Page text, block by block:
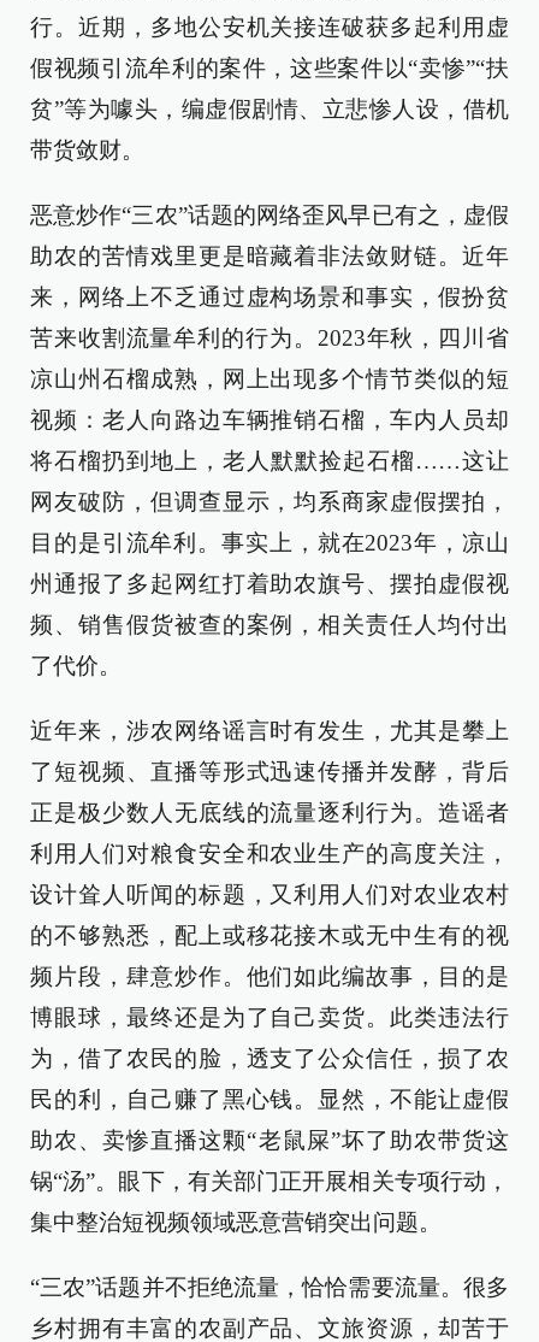
行。近期，多地公安机关接连破获多起利用虚
假视频引流牟利的案件，这些案件以“卖惨”“扶
贫”等为噱头，编虚假剧情、立悲惨人设，借机
带货敛财。
恶意炒作“三农”话题的网络歪风早已有之，虚假
助农的苦情戏里更是暗藏着非法敛财链。近年
来，网络上不乏通过虚构场景和事实，假扮贫
苦来收割流量牟利的行为。2023年秋，四川省
凉山州石榴成熟，网上出现多个情节类似的短
视频：老人向路边车辆推销石榴，车内人员却
将石榴扔到地上，老人默默捡起石榴……这让
网友破防，但调查显示，均系商家虚假摆拍，
目的是引流牟利。事实上，就在2023年，凉山
州通报了多起网红打着助农旗号、摆拍虚假视
频、销售假货被查的案例，相关责任人均付出
了代价。
近年来，涉农网络谣言时有发生，尤其是攀上
了短视频、直播等形式迅速传播并发酵，背后
正是极少数人无底线的流量逐利行为。造谣者
利用人们对粮食安全和农业生产的高度关注，
设计耸人听闻的标题，又利用人们对农业农村
的不够熟悉，配上或移花接木或无中生有的视
频片段，肆意炒作。他们如此编故事，目的是
博眼球，最终还是为了自己卖货。此类违法行
为，借了农民的脸，透支了公众信任，损了农
民的利，自己赚了黑心钱。显然，不能让虚假
助农、卖惨直播这颗“老鼠屎”坏了助农带货这
锅“汤”。眼下，有关部门正开展相关专项行动，
集中整治短视频领域恶意营销突出问题。
“三农”话题并不拒绝流量，恰恰需要流量。很多
乡村拥有丰富的农副产品、文旅资源，却苦于